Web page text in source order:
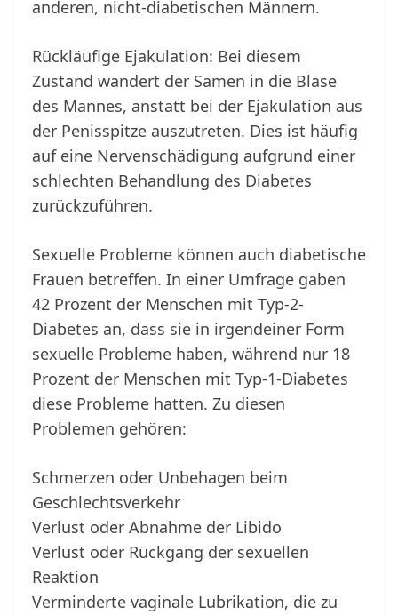
anderen, nicht-diabetischen Männern.
Rückläufige Ejakulation: Bei diesem
Zustand wandert der Samen in die Blase
des Mannes, anstatt bei der Ejakulation aus
der Penisspitze auszutreten. Dies ist häufig
auf eine Nervenschädigung aufgrund einer
schlechten Behandlung des Diabetes
zurückzuführen.
Sexuelle Probleme können auch diabetische
Frauen betreffen. In einer Umfrage gaben
42 Prozent der Menschen mit Typ-2-
Diabetes an, dass sie in irgendeiner Form
sexuelle Probleme haben, während nur 18
Prozent der Menschen mit Typ-1-Diabetes
diese Probleme hatten. Zu diesen
Problemen gehören:
Schmerzen oder Unbehagen beim
Geschlechtsverkehr
Verlust oder Abnahme der Libido
Verlust oder Rückgang der sexuellen
Reaktion
Verminderte vaginale Lubrikation, die zu